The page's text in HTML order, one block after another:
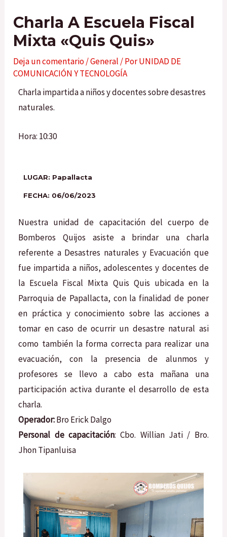
Charla A Escuela Fiscal
Mixta «Quis Quis»
Deja un comentario/General / PorUNIDAD DE
COMUNICACIÓN Y TECNOLOGÍA
Charla impartida a niños y docentes sobre desastres
naturales.
Hora: 10:30
LUGAR: Papallacta
FECHA: 06/06/2023
Nuestra unidad de capacitación del cuerpo de
Bomberos Quijos asiste a brindar una charla
referente a Desastres naturales y Evacuación que
fue impartida a niños, adolescentes y docentes de
la Escuela Fiscal Mixta Quis Quis ubicada en la
Parroquia de Papallacta, con la finalidad de poner
en práctica y conocimiento sobre las acciones a
tomar en caso de ocurrir un desastre natural asi
como también la forma correcta para realizar una
evacuación, con la presencia de alunmos y
profesores se llevo a cabo esta mañana una
participación activa durante el desarrollo de esta
charla.
Operador:Bro Erick Dalgo
Personal de capacitación: Cbo. Willian Jati / Bro.
Jhon Tipanluisa